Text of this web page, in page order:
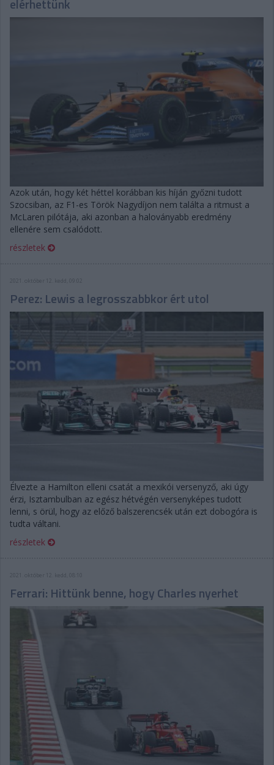
elérhettünk
Azok után, hogy két héttel korábban kis híján győzni tudott
Szocsiban, az F1-es Török Nagydíjon nem találta a ritmust a
McLaren pilótája, aki azonban a haloványabb eredmény
ellenére sem csalódott.
részletek
2021. október 12. kedd, 09:02
Perez: Lewis a legrosszabbkor ért utol
Élvezte a Hamilton elleni csatát a mexikói versenyző, aki úgy
érzi, Isztambulban az egész hétvégén versenyképes tudott
lenni, s örül, hogy az előző balszerencsék után ezt dobogóra is
tudta váltani.
részletek
2021. október 12. kedd, 08:10
Ferrari: Hittünk benne, hogy Charles nyerhet